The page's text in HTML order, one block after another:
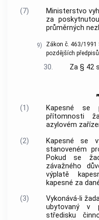
(7)
Ministerstvo
za
průměrných
9)
Zákon č. 463/1991
pozdějších
30. Za § 42
(1)
Kapesné se
přítomnosti
azylovém
(2)
Kapesné se
stanoveném
Pokud se
závažného
výplatě
kapesné za
(3)
Vykonává-li
ubytovaný v
středisku